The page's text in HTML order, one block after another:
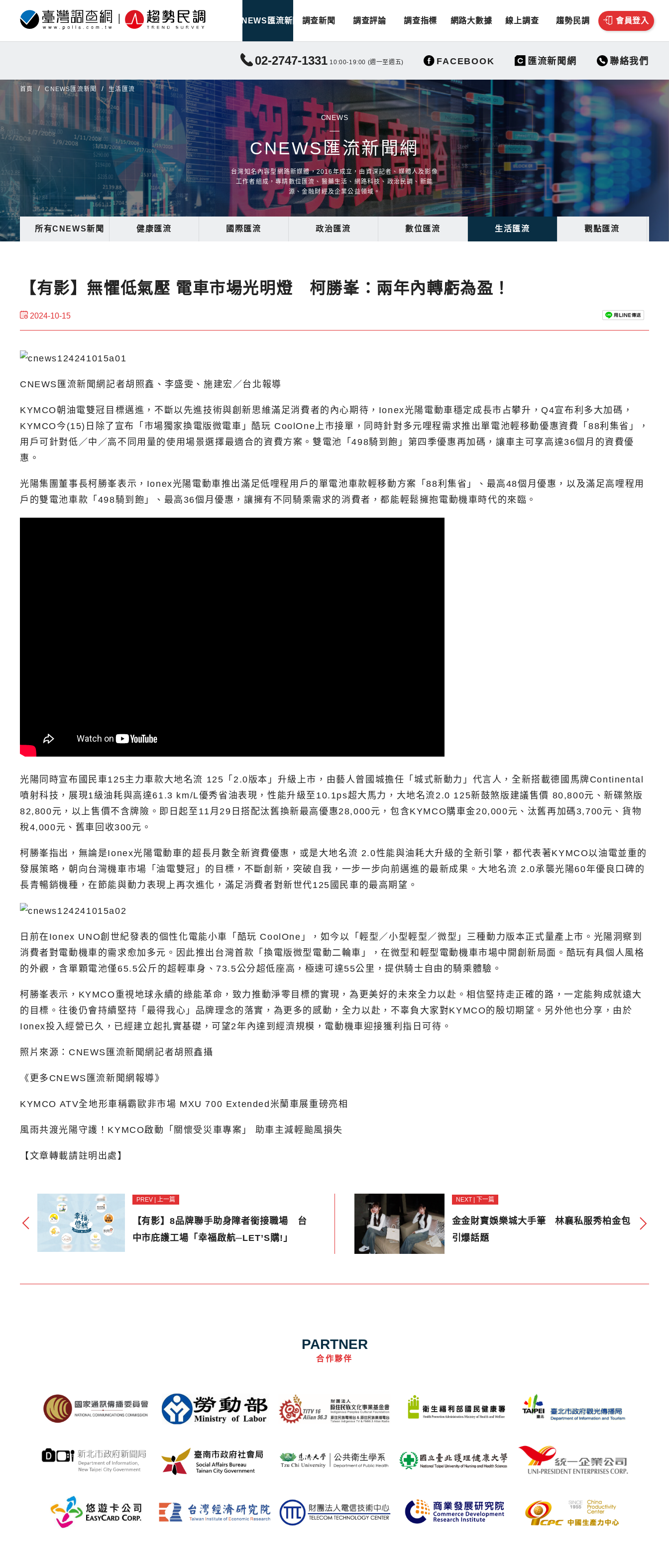
CNEWS匯流新聞 調查新聞 調查評論 調查指標 網路大數據 線上調查 趨勢民調 會員登入
02-2747-1331 10:00-19:00 (週一至週五) FACEBOOK 匯流新聞網 聯絡我們
首頁 CNEWS匯流新聞 生活匯流
CNEWS
CNEWS匯流新聞網
台灣知名內容型網路新媒體，2016年成立，由資深記者、媒體人及影像
工作者組成，專精數位匯流、醫藥生活、網路科技、政治民調、新能
源、金融財經及企業公益領域。
所有CNEWS新聞 健康匯流 國際匯流 政治匯流 數位匯流 生活匯流 觀點匯流
【有影】無懼低氣壓 電車市場光明燈 柯勝峯：兩年內轉虧為盈！
2024-10-15
CNEWS匯流新聞網記者胡照鑫、李盛雯、施建宏／台北報導
KYMCO朝油電雙冠目標邁進，不斷以先進技術與創新思維滿足消費者的內心期待，Ionex光陽電動車穩定成長市占攀升，Q4宣布利多大加碼，
KYMCO今(15)日除了宣布「市場獨家換電版微電車」酷玩 CoolOne上市接單，同時針對多元哩程需求推出單電池輕移動優惠資費「88利集省」，
用戶可針對低／中／高不同用量的使用場景選擇最適合的資費方案。雙電池「498騎到飽」第四季優惠再加碼，讓車主可享高達36個月的資費優
惠。
光陽集團董事長柯勝峯表示， Ionex光陽電動車推出滿足低哩程用戶的單電池車款輕移動方案「88利集省」、最高48個月優惠，以及滿足高哩程用
戶的雙電池車款「498騎到飽」、最高36個月優惠，讓擁有不同騎乘需求的消費者，都能輕鬆擁抱電動機車時代的來臨。
光陽同時宣布國民車125主力車款大地名流 125「2.0版本」升級上市，由藝人曾國城擔任「城式新動力」代言人，全新搭載德國馬牌Continental
噴射科技，展現1級油耗與高達61.3 km/L優秀省油表現，性能升級至10.1ps超大馬力，大地名流2.0 125新鼓煞版建議售價 80,800元、新碟煞版
82,800元，以上售價不含牌險。 即日起至11月29日搭配汰舊換新最高優惠28,000元，包含KYMCO購車金20,000元、汰舊再加碼3,700元、貨物
稅4,000元、舊車回收300元。
柯勝峯指出， 無論是Ionex光陽電動車的超長月數全新資費優惠，或是大地名流 2.0性能與油耗大升級的全新引擎，都代表著KYMCO以油電並重的
發展策略，朝向台灣機車市場「油電雙冠」的目標，不斷創新，突破自我，一步一步向前邁進的最新成果。大地名流 2.0承襲光陽60年優良口碑的
長青暢銷機種，在節能與動力表現上再次進化，滿足消費者對新世代125國民車的最高期望。
日前在Ionex UNO創世紀發表的個性化電能小車「酷玩 CoolOne」，如今以「輕型／小型輕型／微型」三種動力版本正式量產上市。光陽洞察到
消費者對電動機車的需求愈加多元。因此推出台灣首款「換電版微型電動二輪車」，在微型和輕型電動機車市場中開創新局面。酷玩有具個人風格
的外觀，含單顆電池僅65.5公斤的超輕車身、73.5公分超低座高，極速可達55公里，提供騎士自由的騎乘體驗。
柯勝峯表示，KYMCO重視地球永續的綠能革命，致力推動淨零目標的實現，為更美好的未來全力以赴。相信堅持走正確的路，一定能夠成就遠大
的目標。往後仍會持續堅持「最得我心」品牌理念的落實，為更多的感動，全力以赴，不辜負大家對KYMCO的殷切期望。另外他也分享，由於
Ionex投入經營已久，已經建立起扎實基礎，可望2年內達到經濟規模，電動機車迎接獲利指日可待。
照片來源：CNEWS匯流新聞網記者胡照鑫攝
《更多CNEWS匯流新聞網報導》
KYMCO ATV全地形車稱霸歐非市場 MXU 700 Extended米蘭車展重磅亮相
風雨共渡光陽守護！KYMCO啟動「關懷受災車專案」 助車主減輕颱風損失
【文章轉載請註明出處】
PREV | 上一篇
【有影】8品牌聯手助身障者銜接職場 台
中市庇護工場「幸福啟航─LET’S購!」
NEXT | 下一篇
金金財寶娛樂城大手筆 林襄私服秀柏金包
引爆話題
PARTNER
合作夥伴